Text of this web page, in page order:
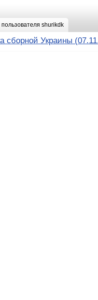
пользователя shurikdk
сборной Украины